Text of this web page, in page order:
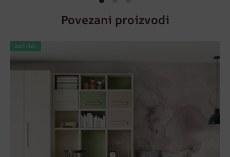
Povezani proizvodi
AKCIJA!